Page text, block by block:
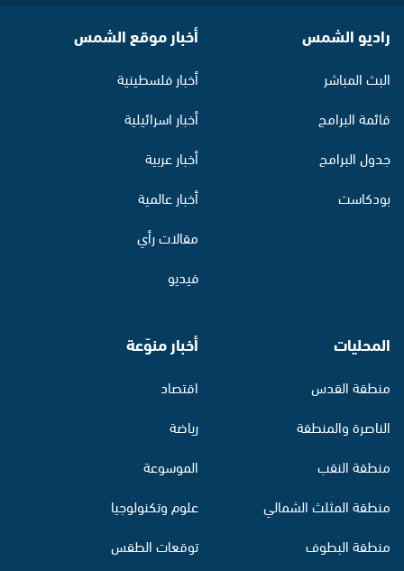
راديو الشمس
البث المباشر
قائمة البرامج
جدول البرامج
بودكاست
أخبار موقع الشمس
أخبار فلسطينية
أخبار اسرائيلية
أخبار عربية
أخبار عالمية
مقالات رأي
فيديو
المحليات
منطقة القدس
الناصرة والمنطقة
منطقة النقب
منطقة المثلث الشمالي
منطقة البطوف
أخبار منوّعة
اقتصاد
رياضة
الموسوعة
علوم وتكنولوجيا
توقعات الطقس